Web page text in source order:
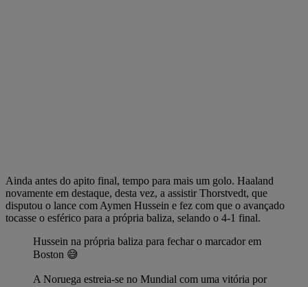
Ainda antes do apito final, tempo para mais um golo. Haaland
novamente em destaque, desta vez, a assistir Thorstvedt, que
disputou o lance com Aymen Hussein e fez com que o avançado
tocasse o esférico para a própria baliza, selando o 4-1 final.
Hussein na própria baliza para fechar o marcador em
Boston 😅
A Noruega estreia-se no Mundial com uma vitória por